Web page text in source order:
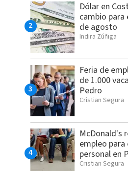
Dólar en
cambio para
de agosto
Indira Zúñiga
Feria de
de 1.000
Pedro
Cristian Segura
McDonald's
empleo
personal en
Cristian Segura